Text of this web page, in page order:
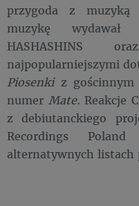
przygoda z muzyką
muzykę wydawał
HASHASHINS
najpopularniejszymi
Piosenkiz gościnnym
numer Mate. Reakcje
z debiutanckiego
Recordings
alternatywnych listach